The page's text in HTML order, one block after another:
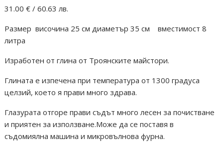
31.00€ / 60.63 лв.
Размер височина 25 см диаметър 35 см вместимост 8
литра
Изработен от глина от Троянските майстори.
Глината е изпечена при температура от 1300 градуса
целзий, което я прави много здрава.
Глазурата отгоре прави съдът много лесен за почистване
и приятен за използване.Може да се поставя в
съдомиялна машина и микровълнова фурна.